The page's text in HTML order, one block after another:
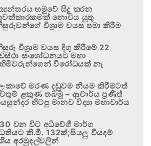
හමුවේ සිදු කරන
නොවිය යුතු
විශ්‍රාම වයස පමා කිරීම
විශ්‍රාම වයස දිගු කිරීමේ 22
සංශෝධනයට මහා
විරෝධයක් නෑ
ලංකාවේ මරණ දඬුවම නියම කිරීමටත්
ළකුණ තබමු – ආචාර්ය ප්‍රණීත්
හිටපු මානව විද්‍යා මහාචාර්ය
වන විට අධිවේගී මාර්ග
කි.මී. 132ක්;සියලු වියදම්
අරමුදල්වලින්